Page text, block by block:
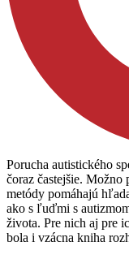
Porucha autistického
čoraz častejšie. Možno
metódy pomáhajú
ako s ľuďmi s
života. Pre nich aj pre
bola i vzácna kniha